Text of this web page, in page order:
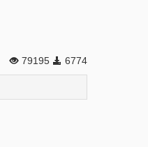
79195 6774